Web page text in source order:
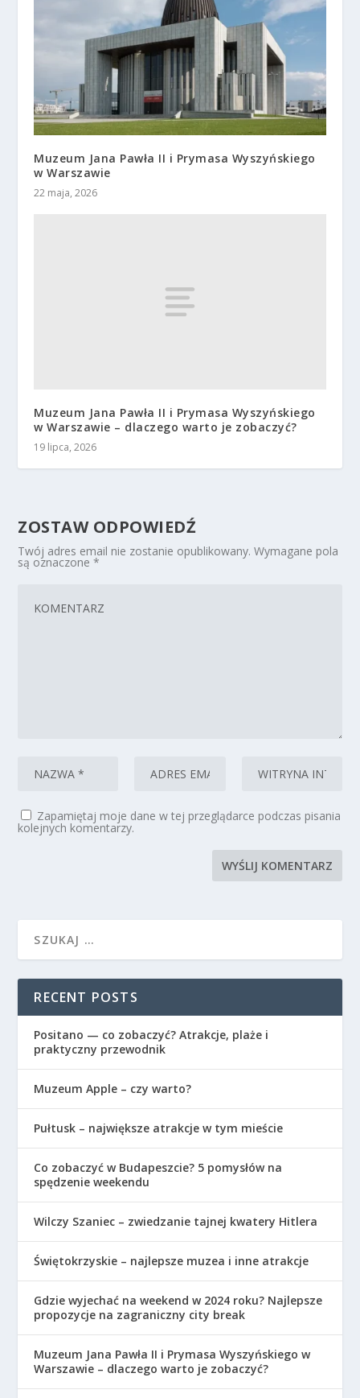
Muzeum Jana Pawła II i Prymasa Wyszyńskiego
w Warszawie
22 maja, 2026
Muzeum Jana Pawła II i Prymasa Wyszyńskiego
w Warszawie – dlaczego warto je zobaczyć?
19 lipca, 2026
ZOSTAW ODPOWIEDŹ
Twój adres email nie zostanie opublikowany. Wymagane pola
są oznaczone*
Zapamiętaj moje dane w tej przeglądarce podczas pisania
kolejnych komentarzy.
RECENT POSTS
Positano — co zobaczyć? Atrakcje, plaże i
praktyczny przewodnik
Muzeum Apple – czy warto?
Pułtusk – największe atrakcje w tym mieście
Co zobaczyć w Budapeszcie? 5 pomysłów na
spędzenie weekendu
Wilczy Szaniec – zwiedzanie tajnej kwatery Hitlera
Świętokrzyskie – najlepsze muzea i inne atrakcje
Gdzie wyjechać na weekend w 2024 roku? Najlepsze
propozycje na zagraniczny city break
Muzeum Jana Pawła II i Prymasa Wyszyńskiego w
Warszawie – dlaczego warto je zobaczyć?